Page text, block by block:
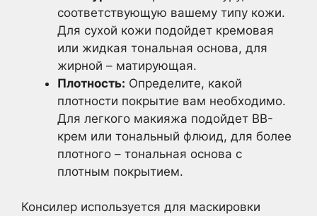
соответствующую вашему типу кожи.
Для сухой кожи подойдет кремовая
или жидкая тональная основа, для
жирной – матирующая.
Плотность: Определите, какой
плотности покрытие вам необходимо.
Для легкого макияжа подойдет BB-
крем или тональный флюид, для более
плотного – тональная основа с
плотным покрытием.
Консилер используется для маскировки